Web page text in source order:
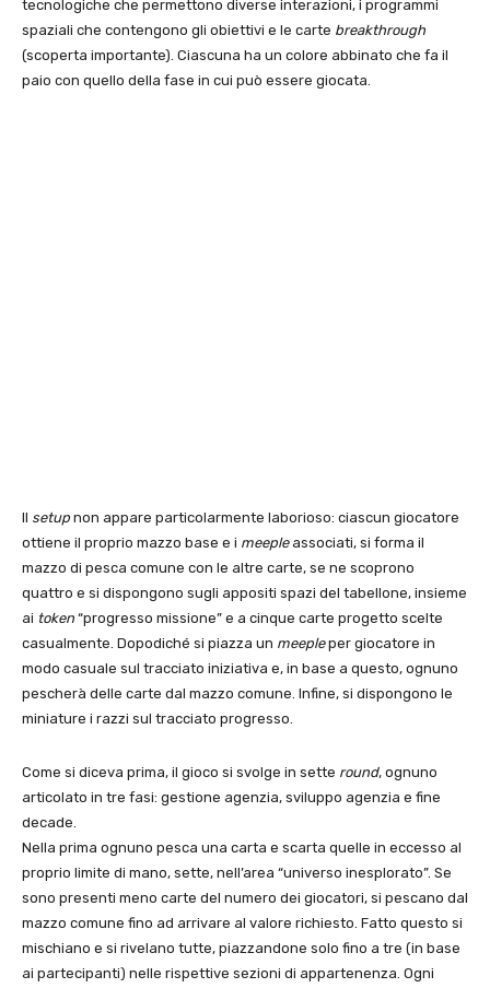
tecnologiche che permettono diverse interazioni, i programmi
spaziali che contengono gli obiettivi e le carte breakthrough
(scoperta importante). Ciascuna ha un colore abbinato che fa il
paio con quello della fase in cui può essere giocata.
Il setup non appare particolarmente laborioso: ciascun giocatore
ottiene il proprio mazzo base e i meepleassociati, si forma il
mazzo di pesca comune con le altre carte, se ne scoprono
quattro e si dispongono sugli appositi spazi del tabellone, insieme
ai token “progresso missione” e a cinque carte progetto scelte
casualmente. Dopodiché si piazza un meepleper giocatore in
modo casuale sul tracciato iniziativa e, in base a questo, ognuno
pescherà delle carte dal mazzo comune. Infine, si dispongono le
miniature i razzi sul tracciato progresso.
Come si diceva prima, il gioco si svolge in sette round, ognuno
articolato in tre fasi: gestione agenzia, sviluppo agenzia e fine
decade.
Nella prima ognuno pesca una carta e scarta quelle in eccesso al
proprio limite di mano, sette, nell’area “universo inesplorato”. Se
sono presenti meno carte del numero dei giocatori, si pescano dal
mazzo comune fino ad arrivare al valore richiesto. Fatto questo si
mischiano e si rivelano tutte, piazzandone solo fino a tre (in base
ai partecipanti) nelle rispettive sezioni di appartenenza. Ogni